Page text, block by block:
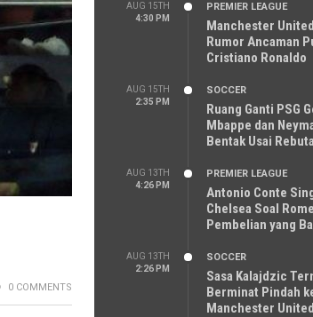
0 COMMENTS
AUG 15TH
4:30 PM
PREMIER LEAGUE
Manchester
Rumor Ancaman
Cristiano Ronaldo
AUG 15TH
2:35 PM
SOCCER
Ruang Ganti PSG
Mbappe dan
Bentak Usai
AUG 13TH
4:26 PM
PREMIER LEAGUE
Antonio Conte
Chelsea Soal
Pembelian yang
AUG 13TH
2:26 PM
SOCCER
Sasa Kalajdzic
Berminat Pindah
Manchester United